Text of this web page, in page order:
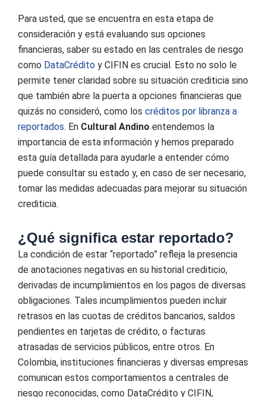
Para usted, que se encuentra en esta etapa de
consideración y está evaluando sus opciones
financieras, saber su estado en las centrales de riesgo
como DataCrédito y CIFIN es crucial. Esto no solo le
permite tener claridad sobre su situación crediticia sino
que también abre la puerta a opciones financieras que
quizás no consideró, como los créditos por libranza a
reportados. En Cultural Andino entendemos la
importancia de esta información y hemos preparado
esta guía detallada para ayudarle a entender cómo
puede consultar su estado y, en caso de ser necesario,
tomar las medidas adecuadas para mejorar su situación
crediticia.
¿Qué significa estar reportado?
La condición de estar “reportado” refleja la presencia
de anotaciones negativas en su historial crediticio,
derivadas de incumplimientos en los pagos de diversas
obligaciones. Tales incumplimientos pueden incluir
retrasos en las cuotas de créditos bancarios, saldos
pendientes en tarjetas de crédito, o facturas
atrasadas de servicios públicos, entre otros. En
Colombia, instituciones financieras y diversas empresas
comunican estos comportamientos a centrales de
riesgo reconocidas, como DataCrédito y CIFIN,